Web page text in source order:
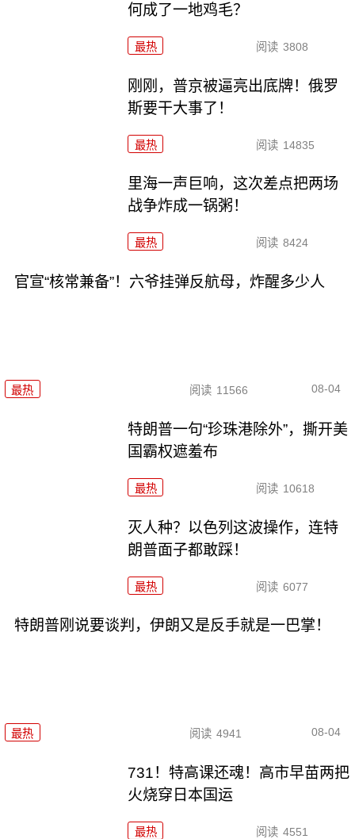
何成了一地鸡毛？
最热 阅读 3808
刚刚，普京被逼亮出底牌！俄罗
斯要干大事了！
最热 阅读 14835
里海一声巨响，这次差点把两场
战争炸成一锅粥！
最热 阅读 8424
官宣“核常兼备”！六爷挂弹反航母，炸醒多少人
最热 阅读 11566 08-04
特朗普一句“珍珠港除外”，撕开美
国霸权遮羞布
最热 阅读 10618
灭人种？以色列这波操作，连特
朗普面子都敢踩！
最热 阅读 6077
特朗普刚说要谈判，伊朗又是反手就是一巴掌！
最热 阅读 4941 08-04
731！特高课还魂！高市早苗两把
火烧穿日本国运
最热 阅读 4551